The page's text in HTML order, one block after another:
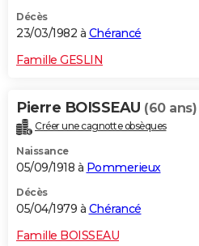
Décès
23/03/1982 à Chérancé
Famille GESLIN
Pierre BOISSEAU (60 ans)
Créer une cagnotte obsèques
Naissance
05/09/1918 à Pommerieux
Décès
05/04/1979 à Chérancé
Famille BOISSEAU